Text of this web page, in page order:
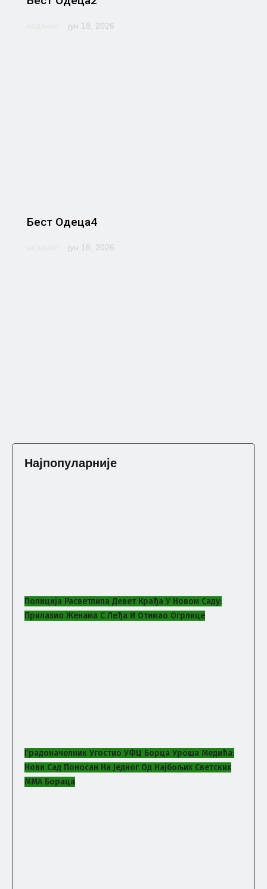
јун 18, 2026
Бест Одеца4
јун 18, 2026
Најпопуларније
Полиција Расветлила Девет Крађа У Новом Саду:
Прилазио Женама С Леђа И Отимао Огрлице
Градоначелник Угостио УФЦ Борца Уроша Медића:
Нови Сад Поносан На Једног Од Најбољих Светских
ММА Бораца